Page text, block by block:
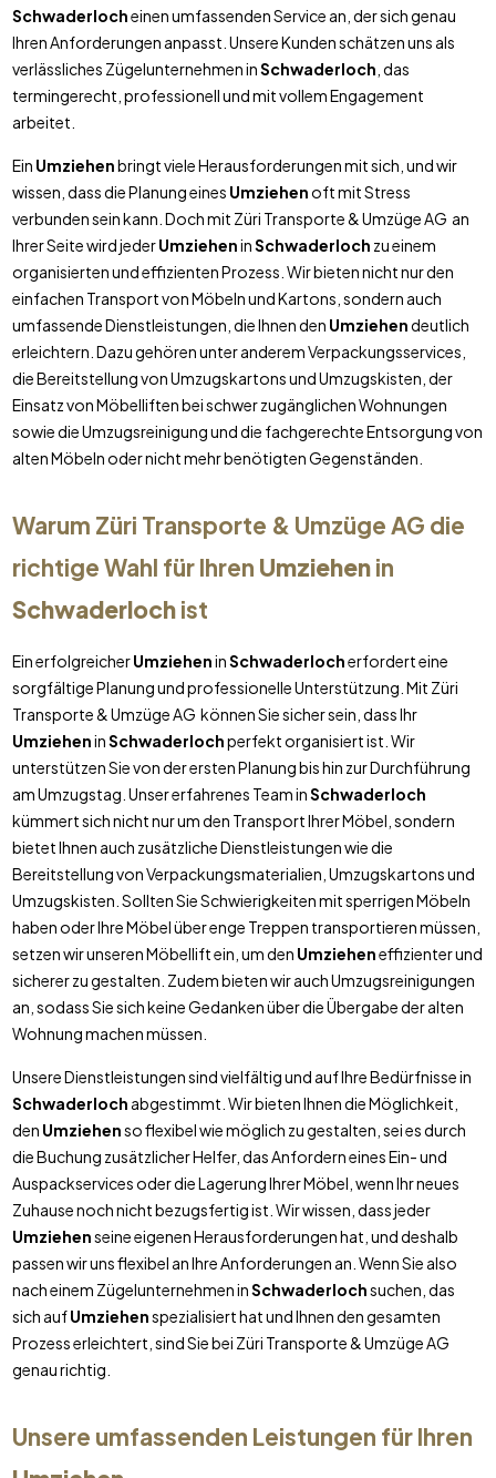
Schwaderlocheinen umfassenden Service an, der sich genau
Ihren Anforderungen anpasst. Unsere Kunden schätzen uns als
verlässliches Zügelunternehmen inSchwaderloch , das
termingerecht, professionell und mit vollem Engagement
arbeitet.
Ein Umziehenbringt viele Herausforderungen mit sich, und wir
wissen, dass die Planung eines Umziehenoft mit Stress
verbunden sein kann. Doch mit Züri Transporte & Umzüge AG an
Ihrer Seite wird jederUmzieheninSchwaderloch zu einem
organisierten und effizienten Prozess. Wir bieten nicht nur den
einfachen Transport von Möbeln und Kartons, sondern auch
umfassende Dienstleistungen, die Ihnen den Umziehendeutlich
erleichtern. Dazu gehören unter anderem Verpackungsservices,
die Bereitstellung von Umzugskartons und Umzugskisten, der
Einsatz von Möbelliften bei schwer zugänglichen Wohnungen
sowie die Umzugsreinigung und die fachgerechte Entsorgung von
alten Möbeln oder nicht mehr benötigten Gegenständen.
Warum Züri Transporte & Umzüge AG die
richtige Wahl für Ihren Umziehenin
Schwaderlochist
Ein erfolgreicherUmzieheninSchwaderlocherfordert eine
sorgfältige Planung und professionelle Unterstützung. Mit Züri
Transporte & Umzüge AG können Sie sicher sein, dass Ihr
UmzieheninSchwaderlochperfekt organisiert ist. Wir
unterstützen Sie von der ersten Planung bis hin zur Durchführung
am Umzugstag. Unser erfahrenes Team inSchwaderloch
kümmert sich nicht nur um den Transport Ihrer Möbel, sondern
bietet Ihnen auch zusätzliche Dienstleistungen wie die
Bereitstellung von Verpackungsmaterialien, Umzugskartons und
Umzugskisten. Sollten Sie Schwierigkeiten mit sperrigen Möbeln
haben oder Ihre Möbel über enge Treppen transportieren müssen,
setzen wir unseren Möbellift ein, um den Umzieheneffizienter und
sicherer zu gestalten. Zudem bieten wir auch Umzugsreinigungen
an, sodass Sie sich keine Gedanken über die Übergabe der alten
Wohnung machen müssen.
Unsere Dienstleistungen sind vielfältig und auf Ihre Bedürfnisse in
Schwaderloch abgestimmt. Wir bieten Ihnen die Möglichkeit,
den Umziehenso flexibel wie möglich zu gestalten, sei es durch
die Buchung zusätzlicher Helfer, das Anfordern eines Ein- und
Auspackservices oder die Lagerung Ihrer Möbel, wenn Ihr neues
Zuhause noch nicht bezugsfertig ist. Wir wissen, dass jeder
Umziehenseine eigenen Herausforderungen hat, und deshalb
passen wir uns flexibel an Ihre Anforderungen an. Wenn Sie also
nach einem Zügelunternehmen inSchwaderlochsuchen, das
sich aufUmziehenspezialisiert hat und Ihnen den gesamten
Prozess erleichtert, sind Sie bei Züri Transporte & Umzüge AG
genau richtig.
Unsere umfassenden Leistungen für Ihren